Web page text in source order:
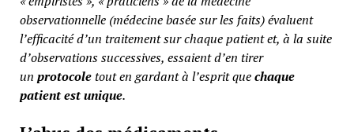
observationnelle (médecine basée sur les faits) évaluent
l’efficacité d’un traitement sur chaque patient et, à la suite
d’observations successives, essaient d’en tirer
un protocoletout en gardant à l’esprit quechaque
patient est unique.